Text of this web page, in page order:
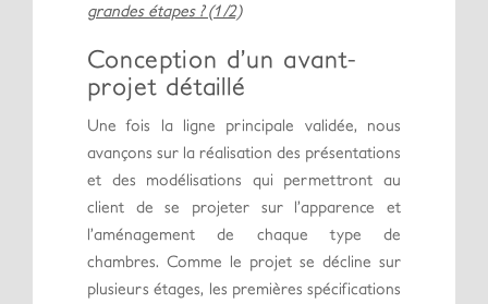
grandes étapes ? (1 /2)
Conception d’un avant-
projet détaillé
Une fois la ligne principale validée, nous
avançons sur la réalisation des présentations
et des modélisations qui permettront au
client de se projeter sur l’apparence et
l’aménagement de chaque type de
chambres. Comme le projet se décline sur
plusieurs étages, les premières spécifications